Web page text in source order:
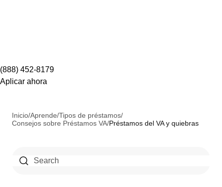
(888) 452-8179
Aplicar ahora
Inicio/Aprende/Tipos de préstamos/
Consejos sobre Préstamos VA/Préstamos del VA y quiebras